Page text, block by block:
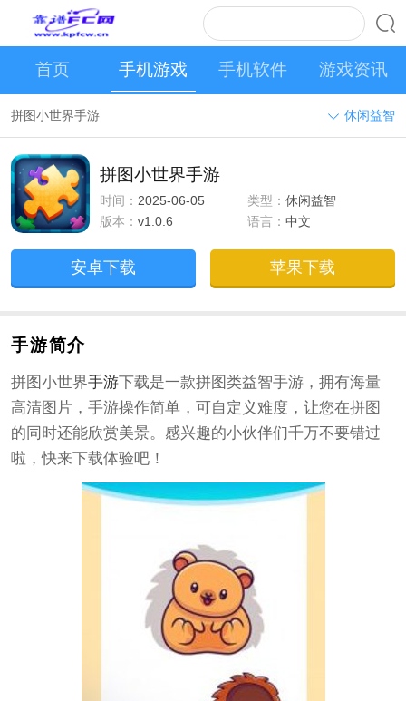
首页 手机游戏 手机软件 游戏资讯
拼图小世界手游 休闲益智
拼图小世界手游
时间： 2025-06-05 类型：休闲益智
版本：v1.0.6 语言：中文
安卓下载 苹果下载
手游简介
拼图小世界手游下载是一款拼图类益智手游，拥有海量
高清图片，手游操作简单，可自定义难度，让您在拼图
的同时还能欣赏美景。感兴趣的小伙伴们千万不要错过
啦，快来下载体验吧！